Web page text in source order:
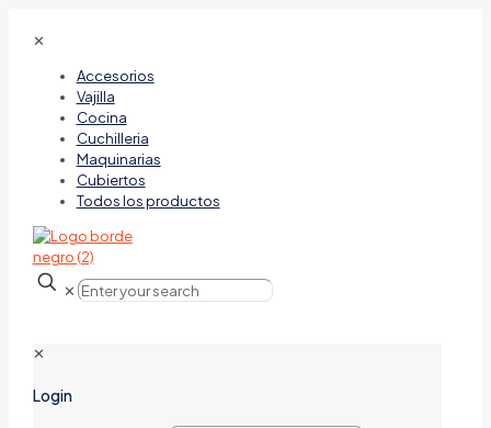
✕
Accesorios
Vajilla
Cocina
Cuchilleria
Maquinarias
Cubiertos
Todos los productos
✕
✕
Login